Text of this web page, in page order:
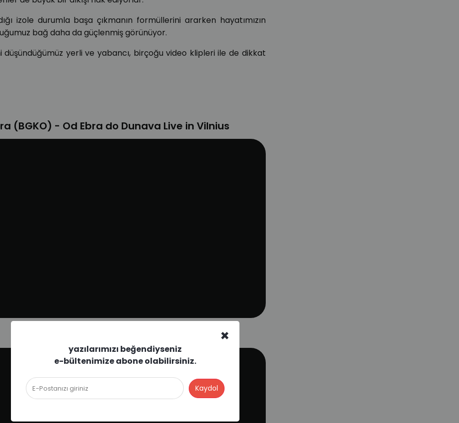
izole durumla başa çıkmanın formüllerini ararken hayatımızın
bağ daha da güçlenmiş görünüyor.
yerli ve yabancı, birçoğu video klipleri ile de dikkat
(BGKO) - Od Ebra do Dunava Live in Vilnius
×
yazılarımızı beğendiyseniz
e-bültenimize abone olabilirsiniz.